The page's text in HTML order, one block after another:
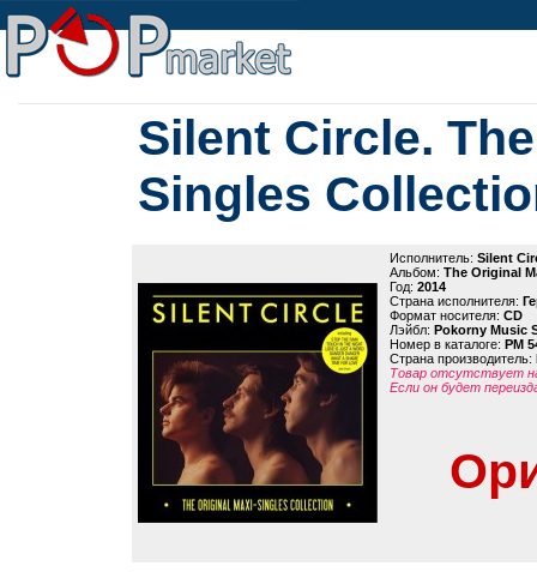
Silent Circle.
Singles
Исполнитель: Silent
Альбом: The Original
Год: 2014
Страна исполнителя:
Формат носителя: CD
Лэйбл: Pokorny Music
Номер в каталоге: PM
Страна производитель:
Товар отсутствует
Если он будет